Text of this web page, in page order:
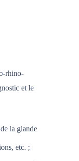
rhino-
et le
la glande
etc. ;